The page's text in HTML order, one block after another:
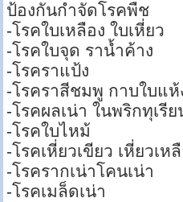
ป้องกันกำจัดโรคพืช
-โรคใบเหลือง ใบเหี่ยว
-โรคใบจุด ราน้ำค้าง
-โรคราแป้ง
-โรคราสีชมพู กาบใบแห้
-โรคผลเน่า ในพริกทุเรีย
-โรคใบไหม้
-โรคเหี่ยวเขียว เหี่ยวเห
-โรครากเน่าโคนเน่า
-โรคเมล็ดเน่า